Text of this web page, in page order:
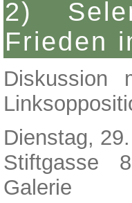
2)
Frieden
Diskussion
Dienstag,
Stiftgasse
Galerie